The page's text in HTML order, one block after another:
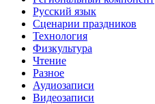
Русский язык
Сценарии праздников
Технология
Физкультура
Чтение
Разное
Аудиозаписи
Видеозаписи